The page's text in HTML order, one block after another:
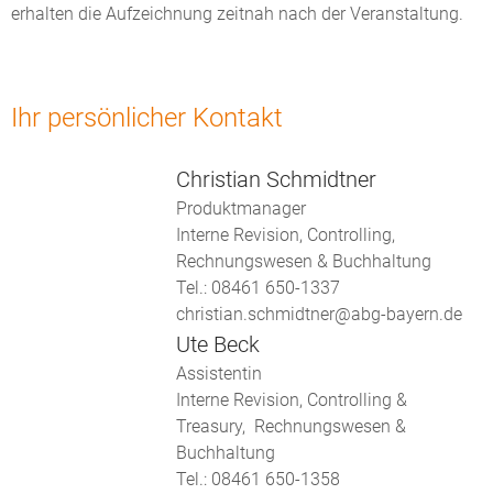
erhalten die Aufzeichnung zeitnah nach der Veranstaltung.
Ihr persönlicher Kontakt
Christian Schmidtner
Produktmanager
Interne Revision, Controlling,
Rechnungswesen & Buchhaltung
Tel.: 08461 650-1337
christian.schmidtner@abg-bayern.de
Ute Beck
Assistentin
Interne Revision, Controlling &
Treasury, Rechnungswesen &
Buchhaltung
Tel.: 08461 650-1358